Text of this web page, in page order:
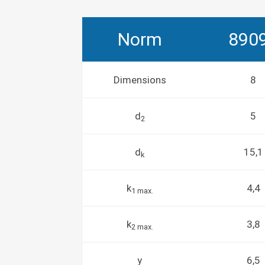
Norm
Dimensions 8
d2 5
dk 15,1
k1 max. 4,4
k2 max. 3,8
y 6,5